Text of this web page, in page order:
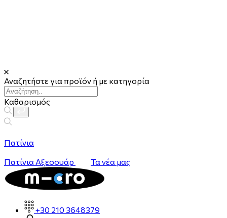
Αναζητήστε για προϊόν ή με κατηγορία
Καθαρισμός
Πατίνια
Πατίνια Αξεσουάρ Τα νέα μας
+30 210 3648379